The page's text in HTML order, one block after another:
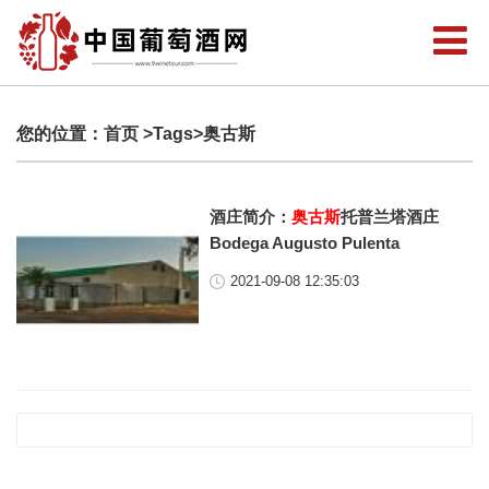
您的位置： 首页 >Tags>奥古斯
酒庄简介：奥古斯托普兰塔酒庄
Bodega Augusto Pulenta
2021-09-08 12:35:03